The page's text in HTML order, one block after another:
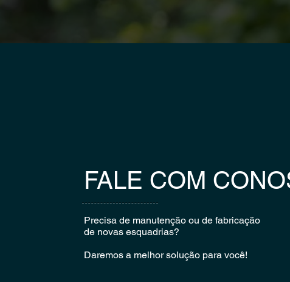
FALE COM
Precisa de manutenção ou de fabricação
de novas esquadrias?
Daremos a melhor solução para você!